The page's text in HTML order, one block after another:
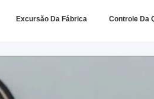
Excursão Da Fábrica Controle Da